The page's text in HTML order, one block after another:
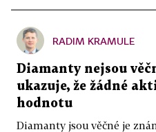
RADIM KRAMULE
Diamanty nejsou
ukazuje, že žádné
hodnotu
Diamanty jsou věčné je